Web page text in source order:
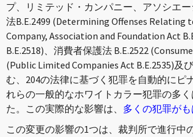
プ、リミテッド・カンパニー、アソシエ
法B.E.2499 (Determining Offenses
Company, Association and Foundation Act
B.E.2518)、消費者保護法 B.E.2522
(Public Limited Companies Act B.E.2535)
む、204の法律に基づく犯罪を自動的にピ
れらの一般的なホワイトカラー犯罪の多
た。この実際的な影響は、 多くの犯罪が
この変更の影響の1つは、裁判所で進行